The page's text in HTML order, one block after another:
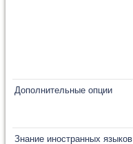
Дополнительные опции
Знание иностранных языков